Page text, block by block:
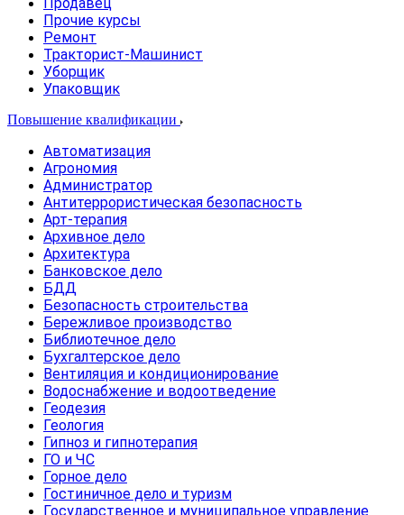
Прочие курсы
Ремонт
Тракторист-Машинист
Уборщик
Упаковщик
Повышение квалификации
Автоматизация
Агрономия
Администратор
Антитеррористическая безопасность
Арт-терапия
Архивное дело
Архитектура
Банковское дело
БДД
Безопасность строительства
Бережливое производство
Библиотечное дело
Бухгалтерское дело
Вентиляция и кондиционирование
Водоснабжение и водоотведение
Геодезия
Геология
Гипноз и гипнотерапия
ГО и ЧС
Горное дело
Гостиничное дело и туризм
Государственное и муниципальное управление